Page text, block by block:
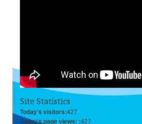
Site Statistics
Today's visitors:427
Today's page views: :427